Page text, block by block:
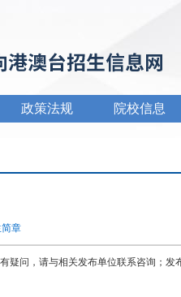
政策法规 院校信息
章
疑问，请与相关发布单位联系咨询；发